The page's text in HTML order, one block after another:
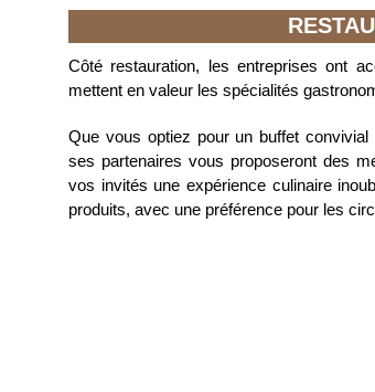
Côté restauration, les entreprises ont
mettent en valeur les spécialités
Que vous optiez pour un buffet
ses partenaires vous proposeront des
vos invités une expérience culinaire
produits, avec une préférence pour les